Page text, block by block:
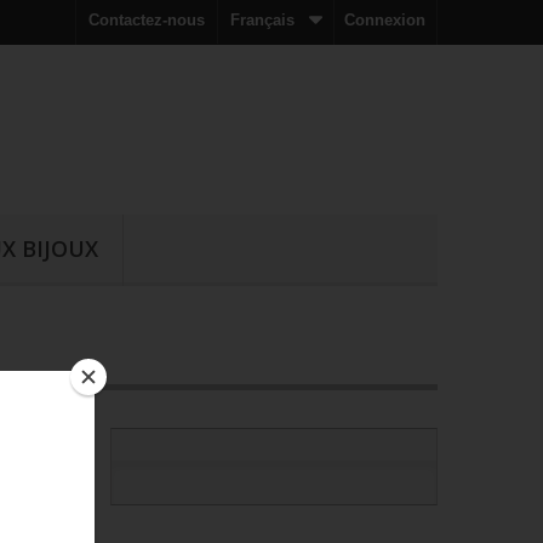
Connexion
Français
Contactez-nous
BIJOUX